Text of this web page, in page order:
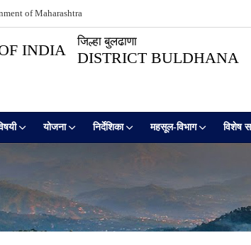
of Maharashtra
जिल्हा बुलढाणा
DISTRICT BULDHANA
योजना निर्देशिका महसूल-विभाग विशेष